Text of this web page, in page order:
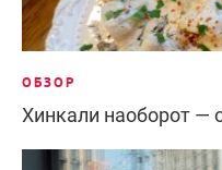
ОБЗОР
Хинкали наоборот —